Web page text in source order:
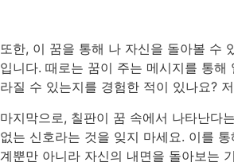
또한, 이 꿈을 통해 나 자신을 돌아볼 수
입니다. 때로는 꿈이 주는 메시지를 통해
라질 수 있는지를 경험한 적이 있나요?
마지막으로, 칠판이 꿈 속에서 나타난다
없는 신호라는 것을 잊지 마세요. 이를
계뿐만 아니라 자신의 내면을 돌아보는